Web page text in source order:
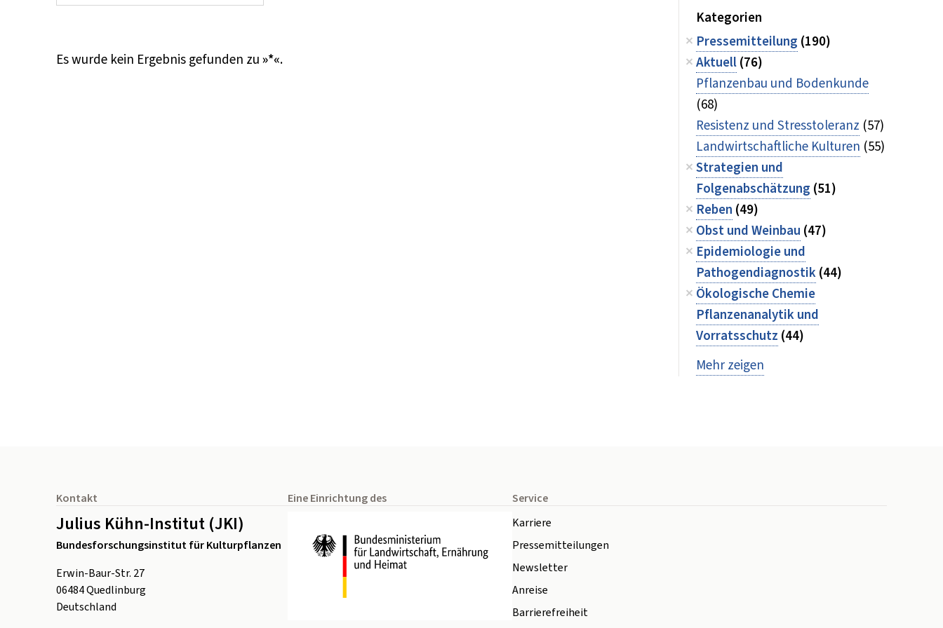
Es wurde kein Ergebnis gefunden zu»*«.
Kategorien
Pressemitteilung (190)
Aktuell(76)
Pflanzenbau und Bodenkunde
(68)
Resistenz und Stresstoleranz (57)
Landwirtschaftliche Kulturen (55)
Strategien und
Folgenabschätzung (51)
Reben (49)
Obst und Weinbau (47)
Epidemiologie und
Pathogendiagnostik(44)
Ökologische Chemie
Pflanzenanalytik und
Vorratsschutz (44)
Mehr zeigen
Kontakt
Julius Kühn-Institut (JKI)
Bundesforschungsinstitut für Kulturpflanzen
Erwin-Baur-Str. 27
06484Quedlinburg
Deutschland
Eine Einrichtung des
Service
Karriere
Pressemitteilungen
Newsletter
Anreise
Barrierefreiheit